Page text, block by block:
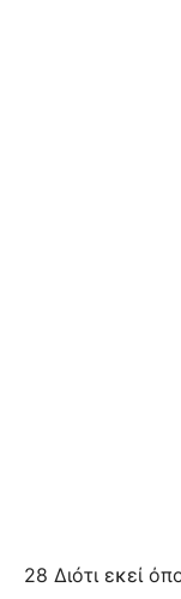
28 Διότι εκεί